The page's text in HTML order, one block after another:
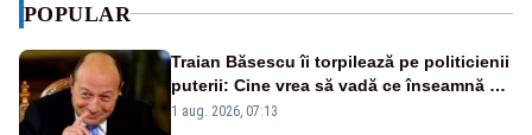
POPULAR
Traian Băsescu îi torpilează pe politicienii
puterii: Cine vrea să vadă ce înseamnă să
fii prost, se uită la România
1 aug. 2026, 07:13